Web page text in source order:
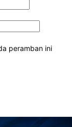
peramban ini